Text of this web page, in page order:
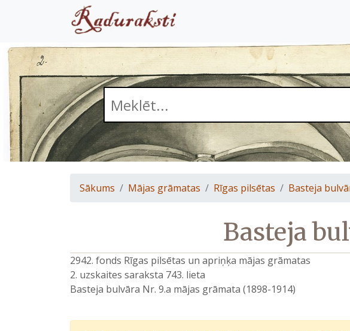
Sākums Mājas grāmatas Rīgas pilsētas Basteja
Basteja
2942. fonds Rīgas pilsētas un apriņķa mājas grāmatas
2. uzskaites saraksta 743. lieta
Basteja bulvāra Nr. 9.a mājas grāmata (1898-1914)